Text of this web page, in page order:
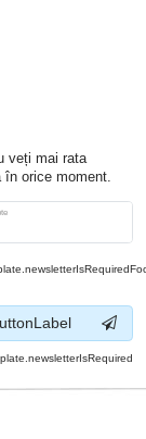
veți mai rata
în orice moment.